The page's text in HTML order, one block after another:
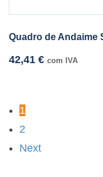
Quadro de Andaime
42,41 € com IVA
1
2
Next